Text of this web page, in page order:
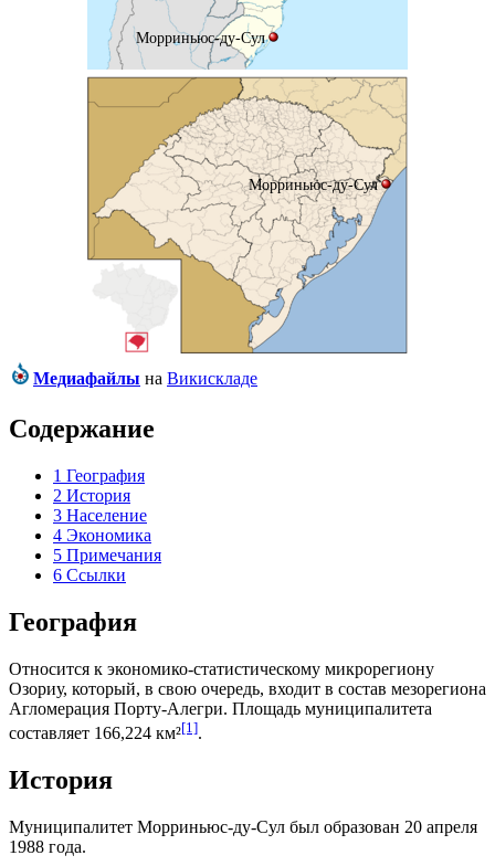
Морриньюс-ду-Сул
Морриньюс-ду-Сул
Медиафайлы на Викискладе
Содержание
1 География
2 История
3 Население
4 Экономика
5 Примечания
6 Ссылки
География
Относится к экономико-статистическому микрорегиону
Озориу, который, в свою очередь, входит в состав мезорегиона
Агломерация Порту-Алегри. Площадь муниципалитета
составляет 166,224 км²[1].
История
Муниципалитет Морриньюс-ду-Сул был образован 20 апреля
1988 года.